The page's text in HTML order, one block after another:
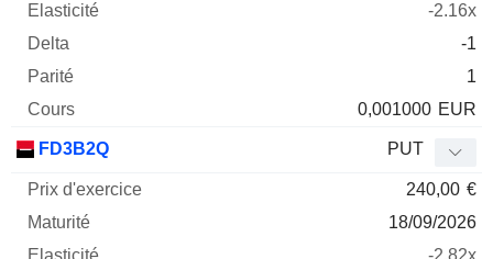
-2.16x
-1
1
0,001000 EUR
FD3B2Q PUT
240,00 €
18/09/2026